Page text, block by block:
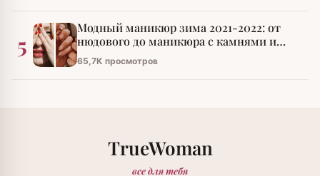
5
Модный маникюр зима 2021-2022: от
нюдового до маникюра с камнями и
стразами
65,7К просмотров
TrueWoman
все для тебя